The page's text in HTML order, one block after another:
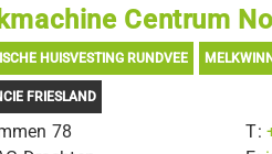
Centrum
HUISVESTING RUNDVEE
FRIESLAND
78
T: